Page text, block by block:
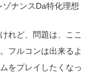
ナンスDa特化理想
れど、問題は、ここ
フルコンは出来るよ
をプレイしたくなっ